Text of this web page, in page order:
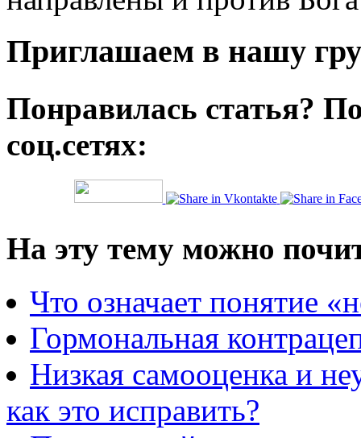
Приглашаем в нашу
Понравилась статья?
соц.сетях:
На эту тему можно
Что означает понятие
Гормональная
Низкая самооценка и
как это исправить?